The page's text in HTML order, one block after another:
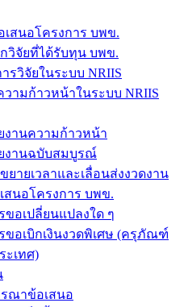
สนอโครงการ บพข.
วิจัยที่ได้รับทุน บพข.
รวิจัยในระบบ NRIIS
ามก้าวหน้าในระบบ NRIIS
งานความก้าวหน้า
งานฉบับสมบูรณ์
ายเวลาและเลื่อนส่งงวดงาน
สนอโครงการ บพข.
อเปลี่ยนแปลงใด ๆ
ขอเบิกเงินงวดพิเศษ (ครุภัณฑ์
ะเทศ)
ณาข้อเสนอ